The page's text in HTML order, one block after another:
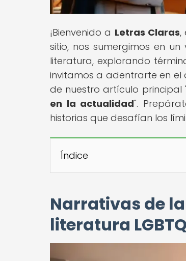
¡Bienvenido a Letras Claras,
sitio, nos sumergimos en
literatura, explorando
invitamos a adentrarte en el
de nuestro artículo principal
en la actualidad".
historias que desafían los
Índice
Narrativas de
literatura